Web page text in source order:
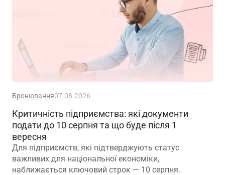
Бронювання07.08.2026
Критичність підприємства: які документи
подати до 10 серпня та що буде після 1
вересня
Для підприємств, які підтверджують статус
важливих для національної економіки,
наближається ключовий строк — 10 серпня.